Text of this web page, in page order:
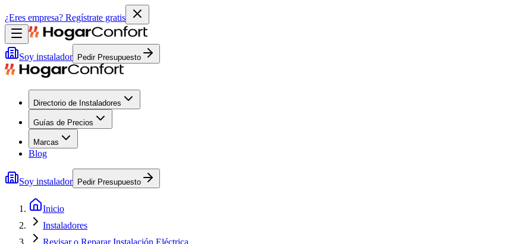
¿Eres empresa? Regístrate gratis
Soy instalador Pedir Presupuesto
Directorio de Instaladores
Guías de Precios
Marcas
Blog
Soy instalador Pedir Presupuesto
Inicio
Instaladores
Revisar o Reparar Instalación Eléctrica